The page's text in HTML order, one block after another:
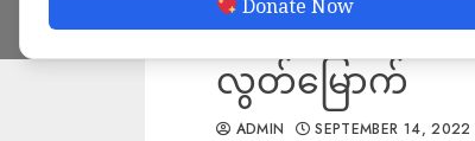
Donate Now
ဖမ်းဆီးခဲ့ပေမယ့်
လွတ်မြောက်
ADMIN SEPTEMBER 14, 2022